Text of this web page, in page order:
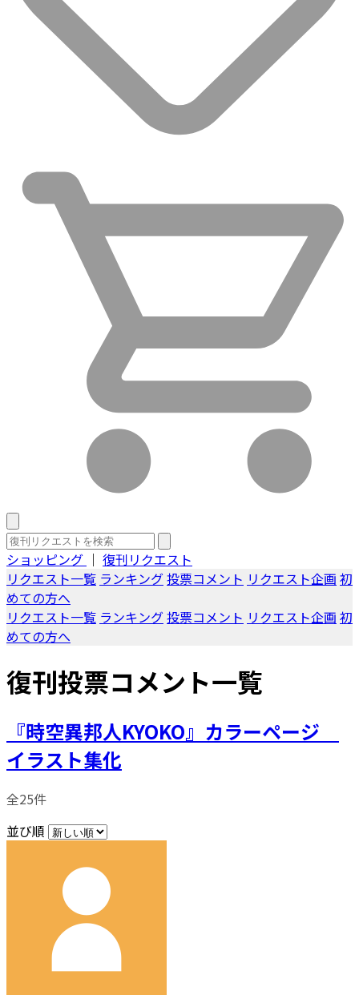
ショッピング ｜ 復刊リクエスト
リクエスト一覧 ランキング投票コメント リクエスト企画 初
めての方へ
リクエスト一覧 ランキング投票コメント リクエスト企画 初
めての方へ
復刊投票コメント一覧
『時空異邦人KYOKO』カラーページ
イラスト集化
全25件
並び順